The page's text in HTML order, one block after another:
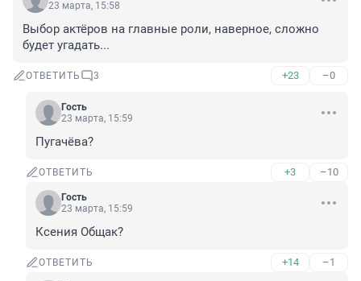
23 марта, 15:58
Выбор актёров на главные роли, наверное, сложно
будет угадать...
ОТВЕТИТЬ 3 +23 –0
Гость
23 марта, 15:59
Пугачёва?
ОТВЕТИТЬ +3 –10
Гость
23 марта, 15:59
Ксения Общак?
ОТВЕТИТЬ +14 –1